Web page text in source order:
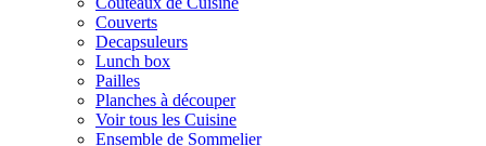
Couverts
Decapsuleurs
Lunch box
Pailles
Planches à découper
Voir tous les Cuisine
Ensemble de Sommelier